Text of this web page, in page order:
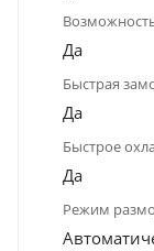
Да
Быстрая
Да
Быстрое
Да
Режим